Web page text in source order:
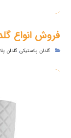
فروش انواع
گلدان پلاستیکی,گلدان